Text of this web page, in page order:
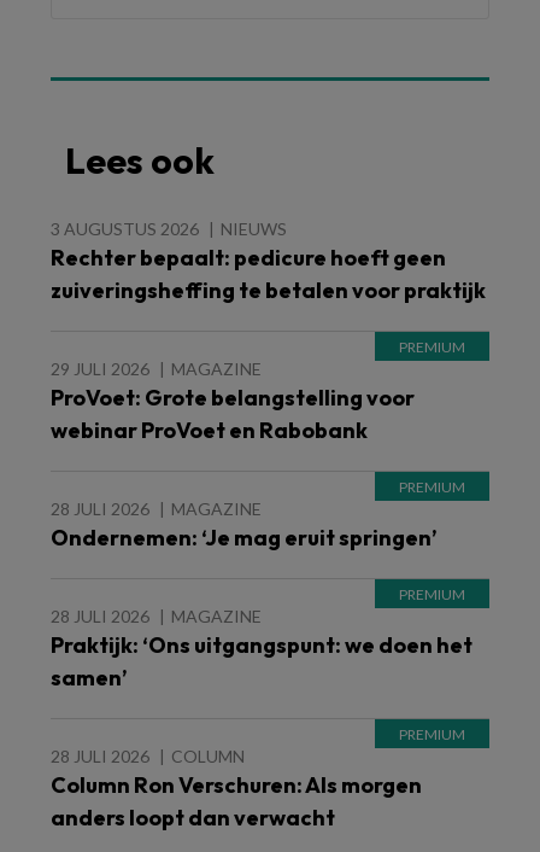
Lees ook
3 AUGUSTUS 2026 NIEUWS
Rechter bepaalt: pedicure hoeft geen
zuiveringsheffing te betalen voor praktijk
29 JULI 2026 MAGAZINE
ProVoet: Grote belangstelling voor
webinar ProVoet en Rabobank
28 JULI 2026 MAGAZINE
Ondernemen: ‘Je mag eruit springen’
28 JULI 2026 MAGAZINE
Praktijk: ‘Ons uitgangspunt: we doen het
samen’
28 JULI 2026 COLUMN
Column Ron Verschuren: Als morgen
anders loopt dan verwacht